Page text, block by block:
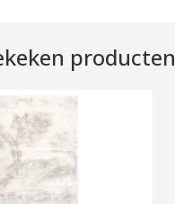
producten